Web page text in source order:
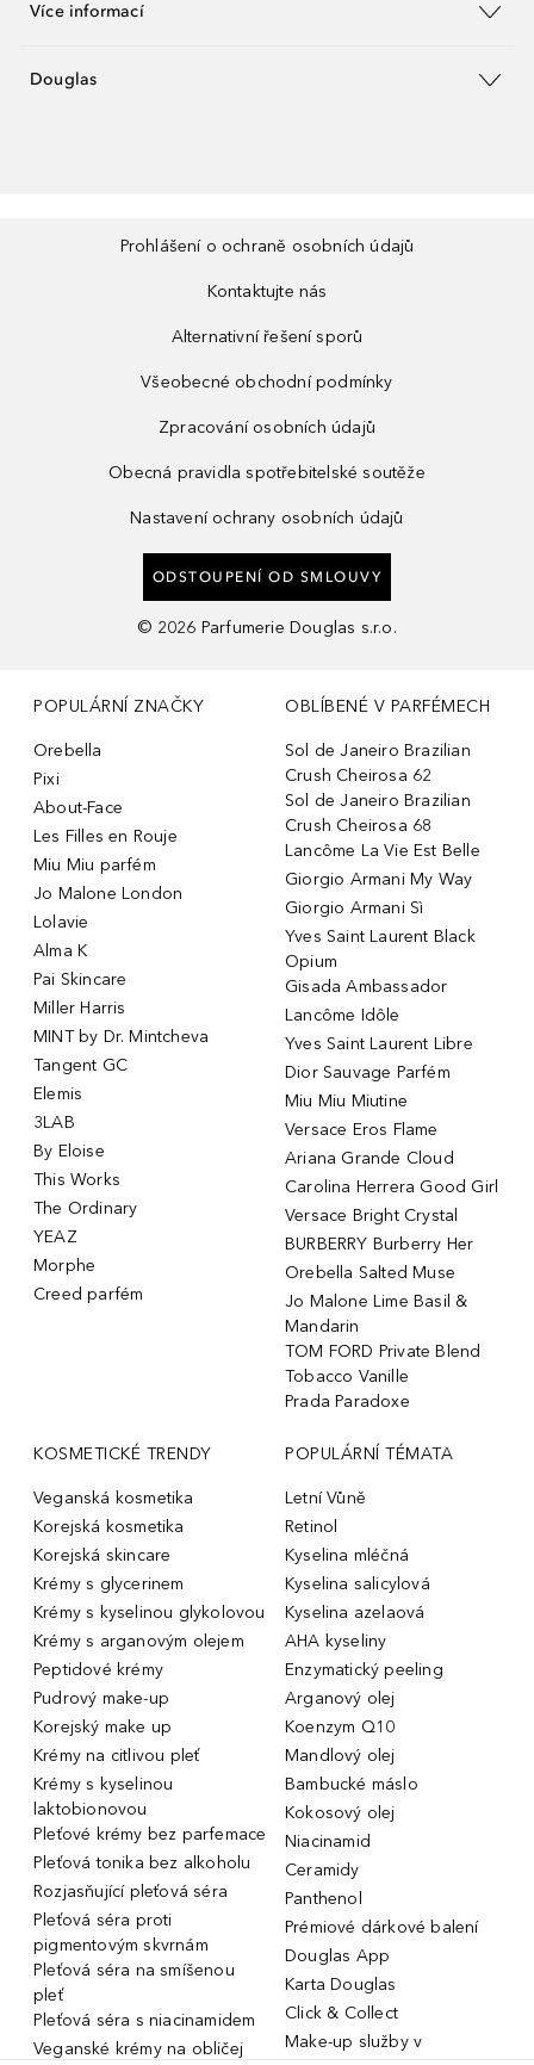
Více informací
Douglas
Prohlášení o ochraně osobních údajů
Kontaktujte nás
Alternativní řešení sporů
Všeobecné obchodní podmínky
Zpracování osobních údajů
Obecná pravidla spotřebitelské soutěže
Nastavení ochrany osobních údajů
ODSTOUPENÍ OD SMLOUVY
© 2026 Parfumerie Douglas s.r.o.
POPULÁRNÍ ZNAČKY
Orebella
Pixi
About-Face
Les Filles en Rouje
Miu Miu parfém
Jo Malone London
Lolavie
Alma K
Pai Skincare
Miller Harris
MINT by Dr. Mintcheva
Tangent GC
Elemis
3LAB
By Eloise
This Works
The Ordinary
YEAZ
Morphe
Creed parfém
OBLÍBENÉ V PARFÉMECH
Sol de Janeiro Brazilian
Crush Cheirosa 62
Sol de Janeiro Brazilian
Crush Cheirosa 68
Lancôme La Vie Est Belle
Giorgio Armani My Way
Giorgio Armani Sì
Yves Saint Laurent Black
Opium
Gisada Ambassador
Lancôme Idôle
Yves Saint Laurent Libre
Dior Sauvage Parfém
Miu Miu Miutine
Versace Eros Flame
Ariana Grande Cloud
Carolina Herrera Good Girl
Versace Bright Crystal
BURBERRY Burberry Her
Orebella Salted Muse
Jo Malone Lime Basil &
Mandarin
TOM FORD Private Blend
Tobacco Vanille
Prada Paradoxe
KOSMETICKÉ TRENDY
Veganská kosmetika
Korejská kosmetika
Korejská skincare
Krémy s glycerinem
Krémy s kyselinou glykolovou
Krémy s arganovým olejem
Peptidové krémy
Pudrový make-up
Korejský make up
Krémy na citlivou pleť
Krémy s kyselinou
laktobionovou
Pleťové krémy bez parfemace
Pleťová tonika bez alkoholu
Rozjasňující pleťová séra
Pleťová séra proti
pigmentovým skvrnám
Pleťová séra na smíšenou
pleť
Pleťová séra s niacinamidem
Veganské krémy na obličej
POPULÁRNÍ TÉMATA
Letní Vůně
Retinol
Kyselina mléčná
Kyselina salicylová
Kyselina azelaová
AHA kyseliny
Enzymatický peeling
Arganový olej
Koenzym Q10
Mandlový olej
Bambucké máslo
Kokosový olej
Niacinamid
Ceramidy
Panthenol
Prémiové dárkové balení
Douglas App
Karta Douglas
Click & Collect
Make-up služby v